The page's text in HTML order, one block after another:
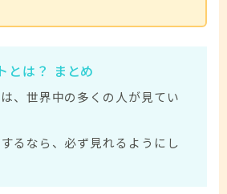
とは？ まとめ
、世界中の多くの人が見てい
るなら、必ず見れるようにし